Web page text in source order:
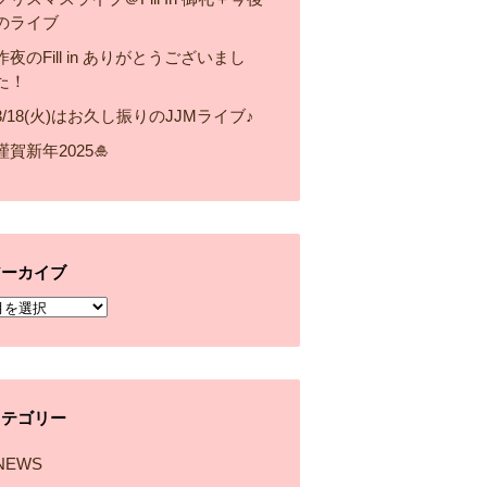
ライブ
夜のFill in ありがとうございまし
！
18(火)はお久し振りのJJMライブ♪
賀新年2025🎍
カイブ
ゴリー